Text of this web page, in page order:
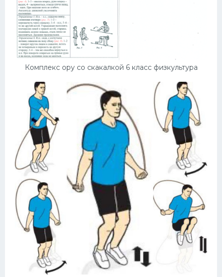
Комплекс ору со скакалкой 6 класс физкультура